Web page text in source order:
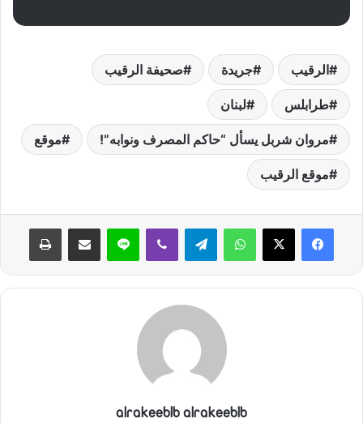
الرقيب جريدة صحيفة الرقيب
طرابلس لبنان
مروان شربل يسأل “حاكم المصرف ونوابه”! موقع
موقع الرقيب
واتساب تيلقرام ڤايبر لاين مشاركة عبر البريد طباعة
alrakeeblb alrakeeblb